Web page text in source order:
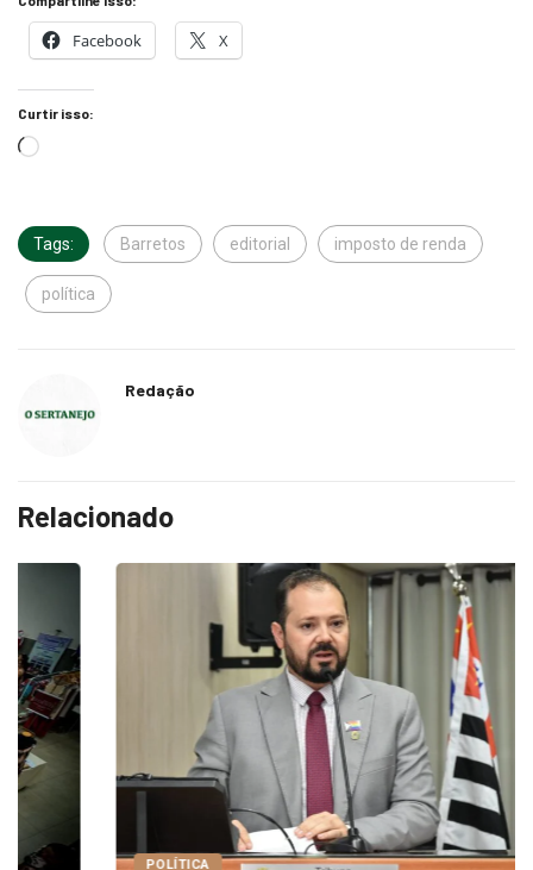
Facebook X
Curtir isso:
Tags: Barretos editorial imposto de renda
política
Redação
Relacionado